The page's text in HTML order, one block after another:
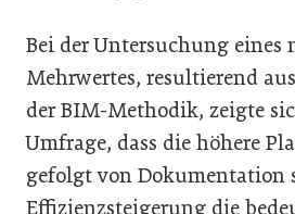
Bei der Untersuchung eines
Mehrwertes, resultierend
der BIM-Methodik, zeigte
Umfrage, dass die höhere
gefolgt von Dokumentation
Effizienzsteigerung die